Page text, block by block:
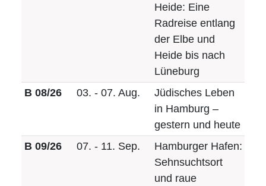
Heide: Eine
Radreise entlang
der Elbe und
Heide bis nach
Lüneburg
B 08/26
03. - 07. Aug.
Jüdisches Leben
in Hamburg –
gestern und heute
B 09/26
07. - 11. Sep.
Hamburger Hafen:
Sehnsuchtsort
und raue